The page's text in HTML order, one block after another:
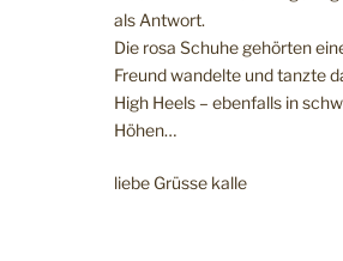
als Antwort.
Die rosa Schuhe gehörten
Freund wandelte und tanzte
High Heels – ebenfalls in
Höhen…
liebe Grüsse kalle